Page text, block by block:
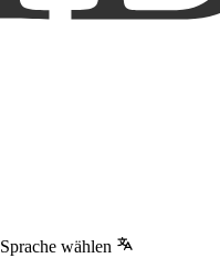
Sprache wählen